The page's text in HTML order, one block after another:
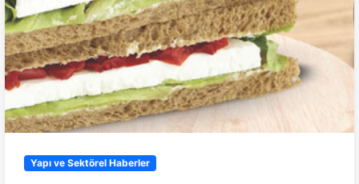
Yapı ve Sektörel Haberler